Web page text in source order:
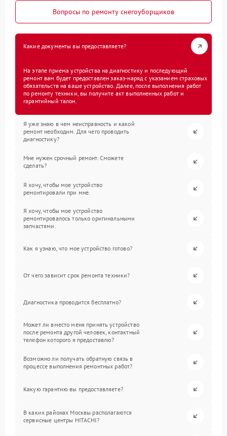
Вопросы по ремонту снегоуборщиков
Какие документы вы предоставляете?
На этапе приема устройства на диагностику и последующий
ремонт вам будет предоставлен заказ-наряд с указанием страховых
обязательств на ваше устройство. Далее, после выполнения работ
по ремонту техники, вы получите акт выполненных работ и
гарантийный талон.
Я уже знаю в чем неисправность и какой
ремонт необходим. Для чего проводить
диагностику?
Мне нужен срочный ремонт. Сможете
сделать?
Я хочу, чтобы мое устройство
ремонтировали при мне.
Я хочу, чтобы мое устройство
ремонтировалось только оригинальными
запчастями.
Как я узнаю, что мое устройство готово?
От чего зависит срок ремонта техники?
Диагностика проводится бесплатно?
Может ли вместо меня принять устройство
после ремонта другой человек, контактный
телефон которого я предоставлю?
Возможно ли получать обратную связь в
процессе выполнения ремонтных работ?
Какую гарантию вы предоставляете?
В каких районах Москвы располагаются
сервисные центры HITACHI?